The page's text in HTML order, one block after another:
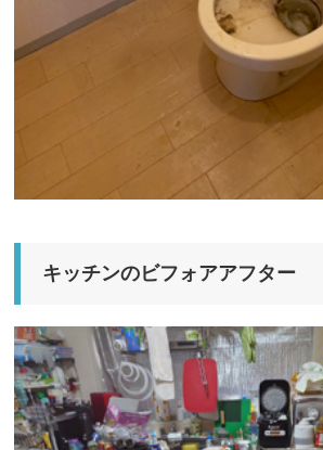
キッチンのビフォアアフター